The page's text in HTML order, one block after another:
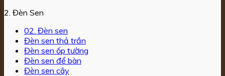
2. Đèn Sen
02. Đèn sen
Đèn sen thả trần
Đèn sen ốp tường
Đèn sen để bàn
Đèn sen cây